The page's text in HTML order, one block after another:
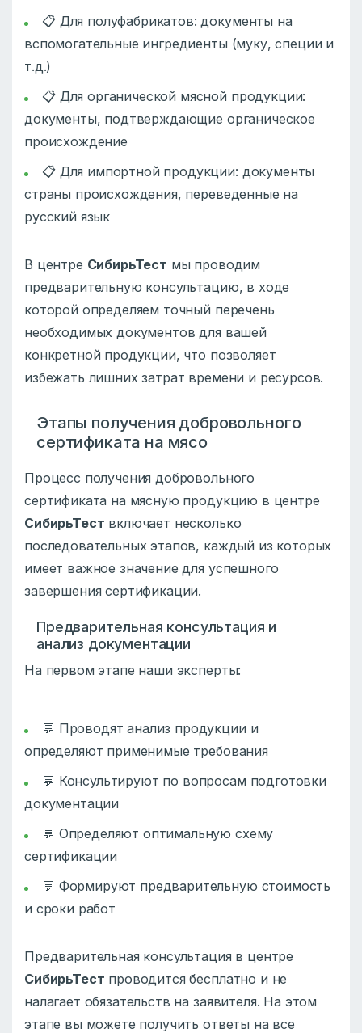
📋 Для полуфабрикатов: документы на
вспомогательные ингредиенты (муку, специи и
т.д.)
📋 Для органической мясной продукции:
документы, подтверждающие органическое
происхождение
📋 Для импортной продукции: документы
страны происхождения, переведенные на
русский язык
В центре СибирьТест мы проводим
предварительную консультацию, в ходе
которой определяем точный перечень
необходимых документов для вашей
конкретной продукции, что позволяет
избежать лишних затрат времени и ресурсов.
Этапы получения добровольного
сертификата на мясо
Процесс получения добровольного
сертификата на мясную продукцию в центре
СибирьТест включает несколько
последовательных этапов, каждый из которых
имеет важное значение для успешного
завершения сертификации.
Предварительная консультация и
анализ документации
На первом этапе наши эксперты:
💬 Проводят анализ продукции и
определяют применимые требования
💬 Консультируют по вопросам подготовки
документации
💬 Определяют оптимальную схему
сертификации
💬 Формируют предварительную стоимость
и сроки работ
Предварительная консультация в центре
СибирьТест проводится бесплатно и не
налагает обязательств на заявителя. На этом
этапе вы можете получить ответы на все